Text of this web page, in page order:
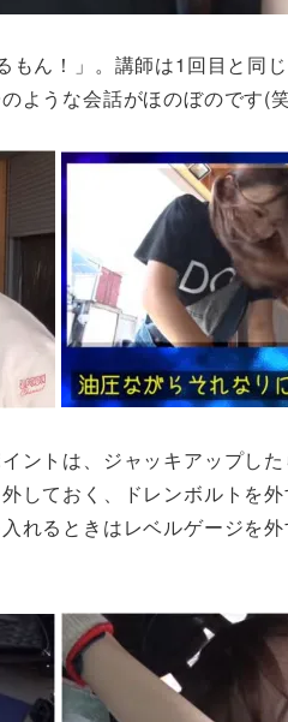
ん！」。講師は1回目と同
ような会話がほのぼのです(笑
ントは、ジャッキアップし
しておく、ドレンボルトを
れるときはレベルゲージを